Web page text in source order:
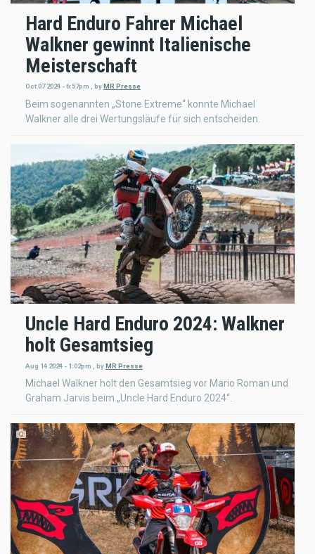
Hard Enduro Fahrer Michael
Walkner gewinnt Italienische
Meisterschaft
Oct 07 2024 - 6:57pm , by MR Presse
Beim sogenannten „Stone Extreme“ konnte Michael
Walkner alle drei Wertungsläufe für sich entscheiden.
Uncle Hard Enduro 2024: Walkner
holt Gesamtsieg
Aug 14 2024 - 1:02pm byMR Presse
Michael Walkner holt den Gesamtsieg vor Mario Roman und
Graham Jarvis beim „Uncle Hard Enduro 2024“.